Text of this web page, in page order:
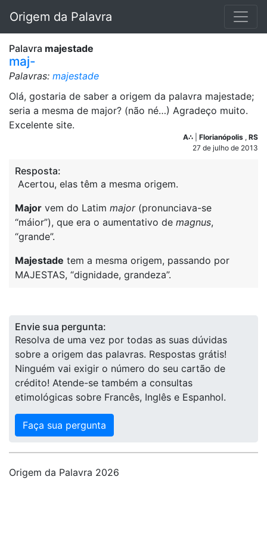
Origem da Palavra
Palavra majestade
maj-
Palavras: majestade
Olá, gostaria de saber a origem da palavra majestade;
seria a mesma de major? (não né…) Agradeço muito.
Excelente site.
A∴ Florianópolis , RS
27 de julho de 2013
Resposta:
Acertou, elas têm a mesma origem.
Major vem do Latim major (pronunciava-se
“máior”), que era o aumentativo de magnus,
“grande”.
Majestade tem a mesma origem, passando por
MAJESTAS, “dignidade, grandeza”.
Envie sua pergunta:
Resolva de uma vez por todas as suas dúvidas
sobre a origem das palavras. Respostas grátis!
Ninguém vai exigir o número do seu cartão de
crédito! Atende-se também a consultas
etimológicas sobre Francês, Inglês e Espanhol.
Faça sua pergunta
Origem da Palavra 2026